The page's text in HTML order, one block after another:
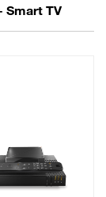
Smart TV
Fibre